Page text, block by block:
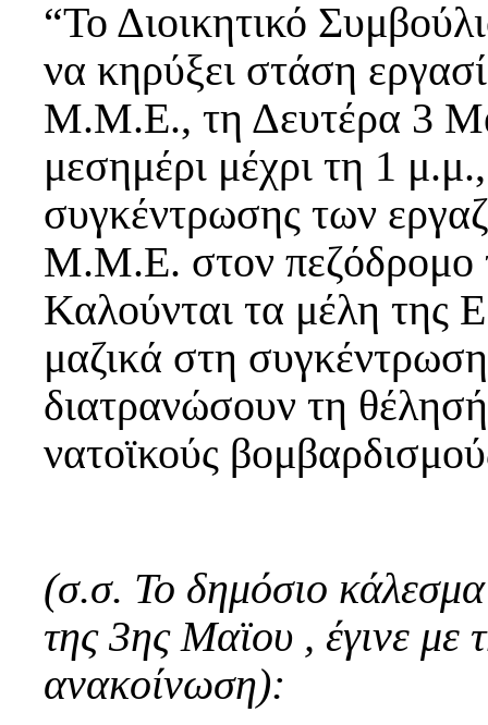
“Το Διοικητικό
να κηρύξει στάση
Μ.Μ.Ε., τη Δευτέρα 3
μεσημέρι μέχρι τη 1
συγκέντρωσης των
Μ.Μ.Ε. στον πεζόδρομο
Καλούνται τα μέλη
μαζικά στη
διατρανώσουν τη
νατοϊκούς
(σ.σ. Το δημόσιο
της 3ης Μαϊου , έγινε με
ανακοίνωση):